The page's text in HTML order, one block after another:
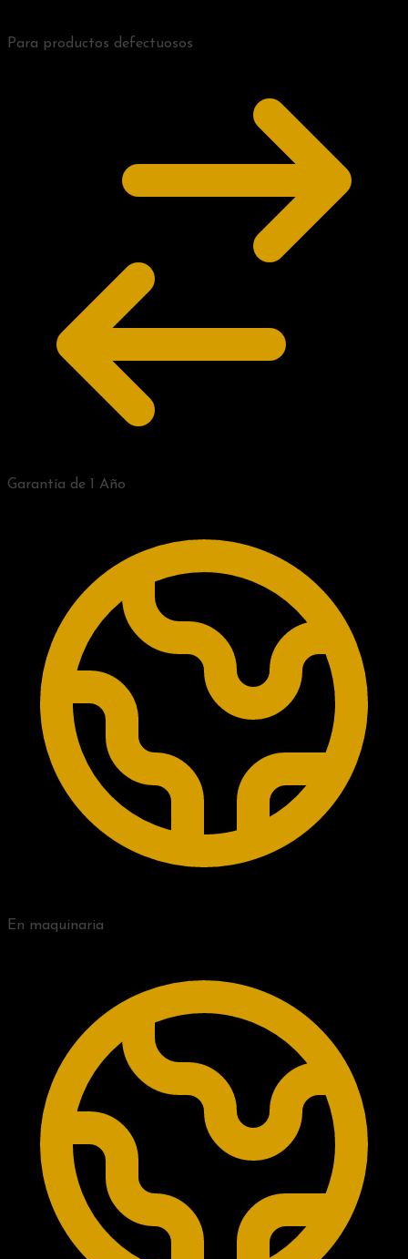
Para productos defectuosos
Garantía de 1 Año
En maquinaria